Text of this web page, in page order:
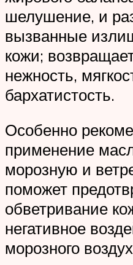
шелушение, и
вызванные
кожи;
нежность,
бархатистость.
Особенно
применение
морозную и
поможет
обветривание
негативное
морозного